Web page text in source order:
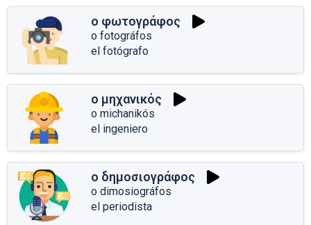
ο φωτογράφος
o fotográfos
el fotógrafo
ο μηχανικός
o michanikós
el ingeniero
ο δημοσιογράφος
o dimosiográfos
el periodista